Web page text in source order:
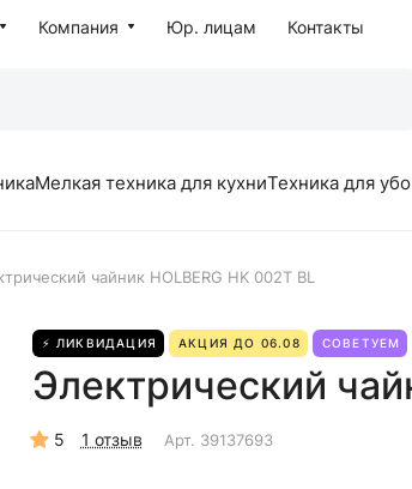
Компания Юр. лицам Контакты
Мелкая техника для кухниТехника для
чайник HOLBERG HK 002T BL
⚡ ЛИКВИДАЦИЯ АКЦИЯ ДО 06.08 СОВЕТУЕМ
Электрический
5 1 отзыв Арт. 39137693